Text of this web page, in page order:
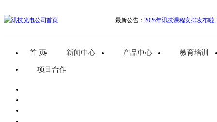
最新公告： 2026年讯技课程安排发布啦
首 页 新闻中心 产品中心 教育培训
项目合作